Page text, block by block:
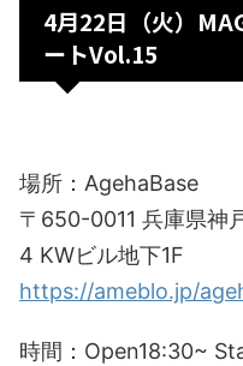
4月22日（火）
ートVol.15
場所：AgehaBase
〒650-0011 兵庫県神
4 KWビル地下1F
https://ameblo.jp/
時間：Open18:30~